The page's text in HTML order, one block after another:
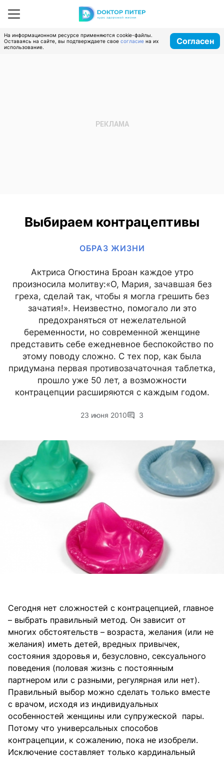
На информационном ресурсе применяются cookie-файлы.
Оставаясь на сайте, вы подтверждаете свое согласие на их
использование.
Согласен
Выбираем контрацептивы
ОБРАЗ ЖИЗНИ
Актриса Огюстина Броан каждое утро
произносила молитву:«О, Мария, зачавшая без
греха, сделай так, чтобы я могла грешить без
зачатия!». Неизвестно, помогало ли это
предохраняться от нежелательной
беременности, но современной женщине
представить себе ежедневное беспокойство по
этому поводу сложно. С тех пор, как была
придумана первая противозачаточная таблетка,
прошло уже 50 лет, а возможности
контрацепции расширяются с каждым годом.
23 июня 2010 3
Сегодня нет сложностей с контрацепцией, главное
– выбрать правильный метод. Он зависит от
многих обстоятельств – возраста, желания (или не
желания) иметь детей, вредных привычек,
состояния здоровья и, безусловно, сексуального
поведения (половая жизнь с постоянным
партнером или с разными, регулярная или нет).
Правильный выбор можно сделать только вместе
с врачом, исходя из индивидуальных
особенностей женщины или супружеской пары.
Потому что универсальных способов
контрацепции, к сожалению, пока не изобрели.
Исключение составляет только кардинальный